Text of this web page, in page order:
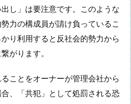
し」は要注意です。このような
力の構成員が請け負っているこ
り利用すると反社会的勢力から
がります。
ことをオーナーが管理会社から
、「共犯」として処罰される恐